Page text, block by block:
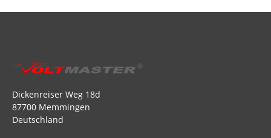
Dickenreiser Weg 18d
87700 Memmingen
Deutschland